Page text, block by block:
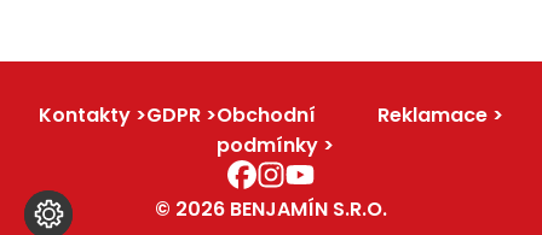
Kontakty GDPR
Obchodní
podmínky
Reklamace
© 2026 BENJAMÍN S.R.O.